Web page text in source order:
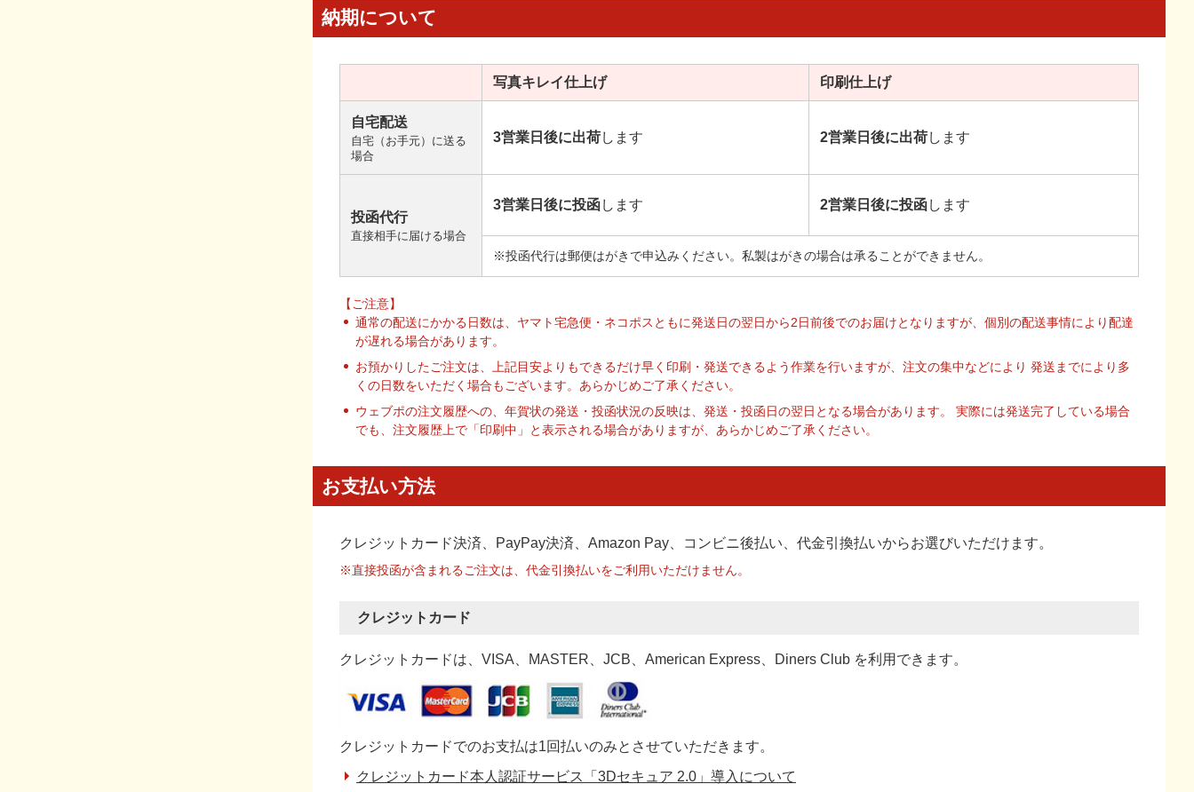
納期について
写真キレイ仕上げ 印刷仕上げ
自宅配送
自宅（お手元）に送る
場合
3営業日後に出荷します 2営業日後に出荷します
投函代行
直接相手に届ける場合
3営業日後に投函します 2営業日後に投函します
※投函代行は郵便はがきで申込みください。私製はがきの場合は承ることができません。
【ご注意】
通常の配送にかかる日数は、ヤマト宅急便・ネコポスともに発送日の翌日から2日前後でのお届けとなりますが、個別の配送事情により配達
が遅れる場合があります。
お預かりしたご注文は、上記目安よりもできるだけ早く印刷・発送できるよう作業を行いますが、注文の集中などにより 発送までにより多
くの日数をいただく場合もございます。あらかじめご了承ください。
ウェブポの注文履歴への、年賀状の発送・投函状況の反映は、発送・投函日の翌日となる場合があります。 実際には発送完了している場合
でも、注文履歴上で「印刷中」と表示される場合がありますが、あらかじめご了承ください。
お支払い方法
クレジットカード決済、PayPay決済 、Amazon Pay、コンビニ後払い、代金引換払いからお選びいただけます。
※直接投函が含まれるご注文は、代金引換払いをご利用いただけません。
クレジットカード
クレジットカードは、VISA、MASTER、JCB、American Express、Diners Club を利用できます。
クレジットカードでのお支払は1回払いのみとさせていただきます。
クレジットカード本人認証サービス「3Dセキュア 2.0」導入について